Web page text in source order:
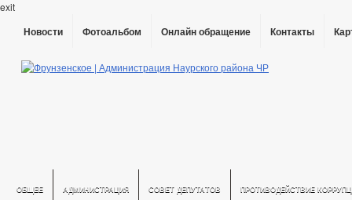
exit
Новости Фотоальбом Онлайн обращение Контакты
ОБЩЕЕ АДМИНИСТРАЦИЯ СОВЕТ ДЕПУТАТОВ ПРОТИВОДЕЙСТВИЕ